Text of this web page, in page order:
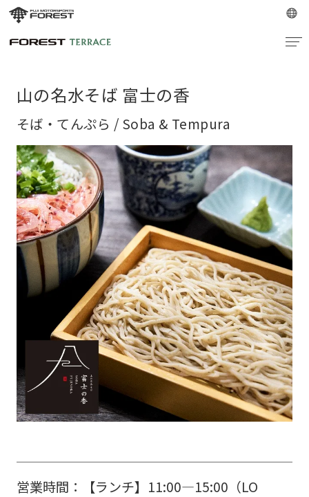
山の名水そば 富士の香
そば・てんぷら / Soba & Tempura
営業時間：
【ランチ】11:00―15:00（LO